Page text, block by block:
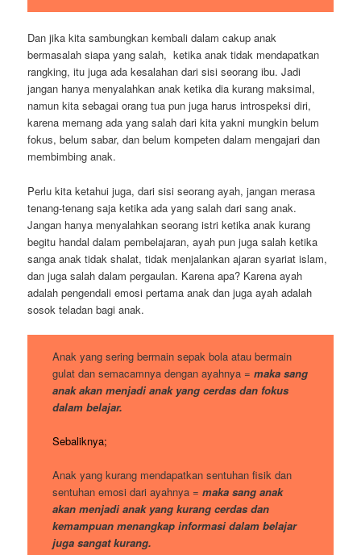
Dan jika kita sambungkan kembali dalam cakup anak
bermasalah siapa yang salah, ketika anak tidak mendapatkan
rangking, itu juga ada kesalahan dari sisi seorang ibu. Jadi
jangan hanya menyalahkan anak ketika dia kurang maksimal,
namun kita sebagai orang tua pun juga harus introspeksi diri,
karena memang ada yang salah dari kita yakni mungkin belum
fokus, belum sabar, dan belum kompeten dalam mengajari dan
membimbing anak.
Perlu kita ketahui juga, dari sisi seorang ayah, jangan merasa
tenang-tenang saja ketika ada yang salah dari sang anak.
Jangan hanya menyalahkan seorang istri ketika anak kurang
begitu handal dalam pembelajaran, ayah pun juga salah ketika
sanga anak tidak shalat, tidak menjalankan ajaran syariat islam,
dan juga salah dalam pergaulan. Karena apa? Karena ayah
adalah pengendali emosi pertama anak dan juga ayah adalah
sosok teladan bagi anak.
Anak yang sering bermain sepak bola atau bermain
gulat dan semacamnya dengan ayahnya = maka sang
anak akan menjadi anak yang cerdas dan fokus
dalam belajar.
Sebaliknya;
Anak yang kurang mendapatkan sentuhan fisik dan
sentuhan emosi dari ayahnya = maka sang anak
akan menjadi anak yang kurang cerdas dan
kemampuan menangkap informasi dalam belajar
juga sangat kurang.